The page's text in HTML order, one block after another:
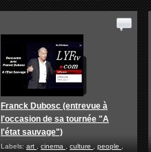
culture,festival,fête des lumières,
Franck Dubosc (entrevue à
l'occasion de sa tournée "A
l'état sauvage")
Labels: art , cinema , culture , people ,